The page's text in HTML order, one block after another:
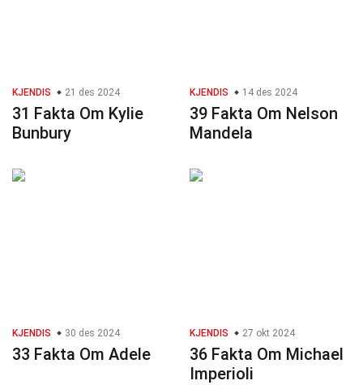
KJENDIS 21 des 2024
31 Fakta Om Kylie
Bunbury
KJENDIS 14 des 2024
39 Fakta Om Nelson
Mandela
KJENDIS 30 des 2024
33 Fakta Om Adele
KJENDIS 27 okt 2024
36 Fakta Om Michael
Imperioli